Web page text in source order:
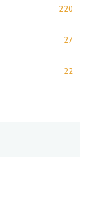
220
27
22